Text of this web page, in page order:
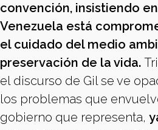
convención, insistiendo
Venezuela está
el cuidado del medio
preservación de la vida.
el discurso de Gil se ve
los problemas que
gobierno que representa,